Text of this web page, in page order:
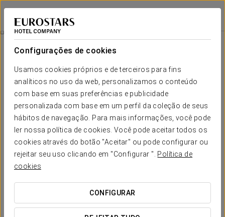
Configurações de cookies
Usamos cookies próprios e de terceiros para fins
analíticos no uso da web, personalizamos o conteúdo
com base em suas preferências e publicidade
personalizada com base em um perfil da coleção de seus
hábitos de navegação. Para mais informações, você pode
ler nossa política de cookies. Você pode aceitar todos os
cookies através do botão "Aceitar" ou pode configurar ou
rejeitar seu uso clicando em "Configurar ". Política de
cookies
CONFIGURAR
Eurostars Puerta Real
GRANADA
Quartos
Quartos
O conforto e descanso que necessita
O Eurostars Puerta Real põe à sua disposição 58 quartos
concebidos para proporcionarem umamagnífica estadia em
pleno coração de Granada .
Os espaços foram decorados apostando na combinação dos
tons neutros do mobiliário com o toque de cor proporcionado
pelos tecidos de primeira qualidade.
Linhas tradicionais
fundem-se com um estilo moderno, criando quartos únicos
e especiais. Amplos e luminosos, foram completamente
amenidades, TV de ecrã plano, minibar e cofre, entre outros.
Nos quartos duplos, individuais, premium e econômicos, a
mesa está sujeita à disponibilidade. São perfeitos para